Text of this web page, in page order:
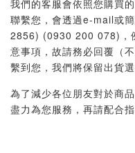
我們的客服會依照您購買
聯繫您，會透過e-mail或
2856) (0930 200 078)，
意事項，故請務必回覆（
繫到您，我們將保留出貨
為了減少各位朋友對於商
盡力為您服務，再請配合指